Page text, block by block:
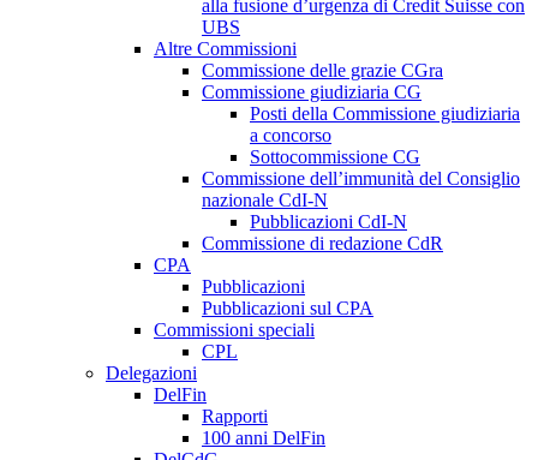
alla fusione d’urgenza di Credit Suisse con
UBS
Altre Commissioni
Commissione delle grazie CGra
Commissione giudiziaria CG
Posti della Commissione giudiziaria
a concorso
Sottocommissione CG
Commissione dell’immunità del Consiglio
nazionale CdI-N
Pubblicazioni CdI-N
Commissione di redazione CdR
CPA
Pubblicazioni
Pubblicazioni sul CPA
Commissioni speciali
CPL
Delegazioni
DelFin
Rapporti
100 anni DelFin